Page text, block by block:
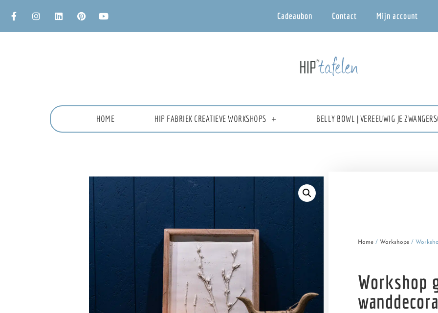
Cadeaubon Contact Mijn account
HOME HIP FABRIEK CREATIEVE WORKSHOPS BELLY BOWL | VEREEUWIG JE
Home / Workshops /
Workshop